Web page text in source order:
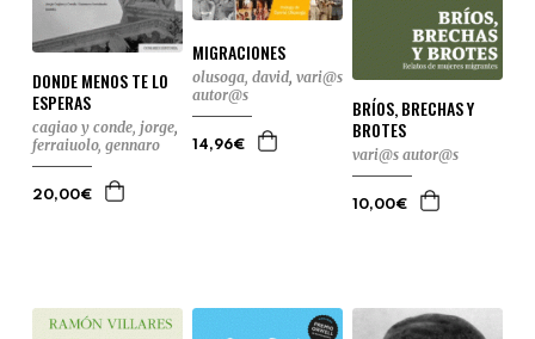
DONDE MENOS TE LO
ESPERAS
cagiao y conde, jorge,
ferraiuolo, gennaro
20,00€
MIGRACIONES
olusoga, david, vari@s
autor@s
14,96€
BRÍOS, BRECHAS Y
BROTES
vari@s autor@s
10,00€